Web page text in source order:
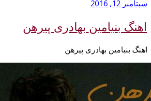
سپتامبر 12, 2016
اهنگ بنیامین بهادری پیرهن
اهنگ بنیامین بهادری پیرهن